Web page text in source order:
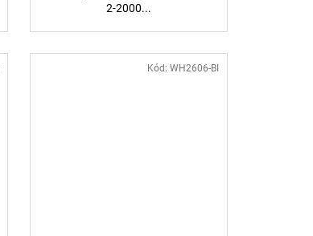
2-2000...
Kód: WH2606-BI